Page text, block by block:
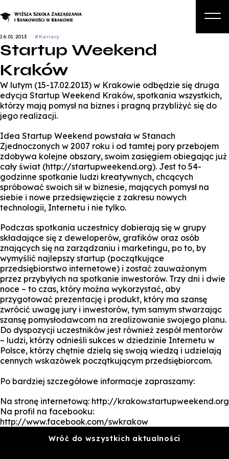
Studia podyplomowe i kursy
Kandydat
Biznes
Zapisz się na studia
16.01.2013 #Kariery
Startup Weekend
Kraków
W lutym (15-17.02.2013) w Krakowie odbędzie się druga
edycja Startup Weekend Kraków, spotkania wszystkich,
którzy mają pomysł na biznes i pragną przybliżyć się do
jego realizacji.
Idea Startup Weekend powstała w Stanach
Zjednoczonych w 2007 roku i od tamtej pory przebojem
zdobywa kolejne obszary, swoim zasięgiem obiegając już
cały świat (http://startupweekend.org). Jest to 54-
godzinne spotkanie ludzi kreatywnych, chcących
spróbować swoich sił w biznesie, mających pomysł na
siebie i nowe przedsięwzięcie z zakresu nowych
technologii, Internetu i nie tylko.
Podczas spotkania uczestnicy dobierają się w grupy
składające się z deweloperów, grafików oraz osób
znających się na zarządzaniu i marketingu, po to, by
wymyślić najlepszy startup (początkujące
przedsiębiorstwo internetowe) i zostać zauważonym
przez przybyłych na spotkanie inwestorów. Trzy dni i dwie
noce – to czas, który można wykorzystać, aby
przygotować prezentację i produkt, który ma szansę
zwrócić uwagę jury i inwestorów, tym samym stwarzając
szansę pomysłodawcom na zrealizowanie swojego planu.
Do dyspozycji uczestników jest również zespół mentorów
– ludzi, którzy odnieśli sukces w dziedzinie Internetu w
Polsce, którzy chętnie dzielą się swoją wiedzą i udzielają
cennych wskazówek początkującym przedsiębiorcom.
Po bardziej szczegółowe informacje zapraszamy:
Na stronę internetową: http://krakow.startupweekend.org
Na profil na facebooku:
http://www.facebook.com/swkrakow
Wróć do wszystkich aktualności